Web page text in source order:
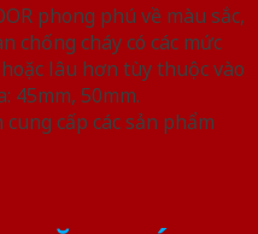
phong phú về màu sắc,
chống cháy có các mức
lâu hơn tùy thuộc vào
45mm, 50mm.
cung cấp các sản phẩm